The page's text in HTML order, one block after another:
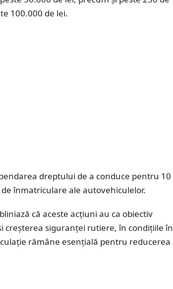
100.000 de lei.
dreptului de a conduce pentru 10
înmatriculare ale autovehiculelor.
că aceste acțiuni au ca obiectiv
creșterea siguranței rutiere, în condițiile în
rămâne esențială pentru reducerea